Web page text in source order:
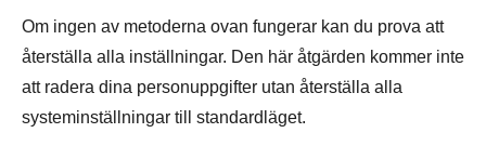
Om ingen av metoderna ovan fungerar kan du prova att
återställa alla inställningar. Den här åtgärden kommer inte
att radera dina personuppgifter utan återställa alla
systeminställningar till standardläget.